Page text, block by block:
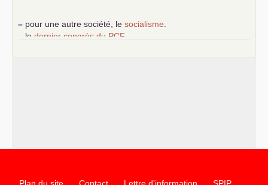
– pour une autre société, le socialisme
le dernier congrès du PCF
Plan du site Contact Lettre d'information SPIP